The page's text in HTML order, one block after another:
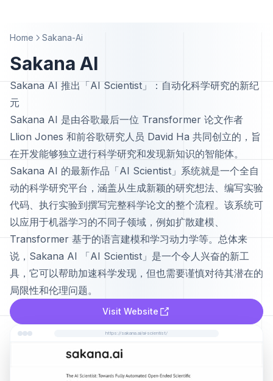
Home Sakana-Ai
Sakana AI
Sakana AI 推出「AI Scientist」：自动化科学研究的新纪
元
Sakana AI 是由谷歌最后一位 Transformer 论文作者
Llion Jones 和前谷歌研究人员 David Ha 共同创立的，旨
在开发能够独立进行科学研究和发现新知识的智能体。
Sakana AI 的最新作品「AI Scientist」系统就是一个全自
动的科学研究平台，涵盖从生成新颖的研究想法、编写实验
代码、执行实验到撰写完整科学论文的整个流程。该系统可
以应用于机器学习的不同子领域，例如扩散建模、
Transformer 基于的语言建模和学习动力学等。总体来
说，Sakana AI 「AI Scientist」是一个令人兴奋的新工
具，它可以帮助加速科学发现，但也需要谨慎对待其潜在的
局限性和伦理问题。
Visit Website
https://sakana.ai/ai-scientist/